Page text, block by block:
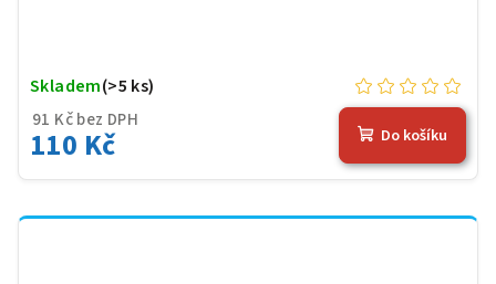
91 Kč bez DPH
110 Kč
Skladem(>5 ks)
Do košíku